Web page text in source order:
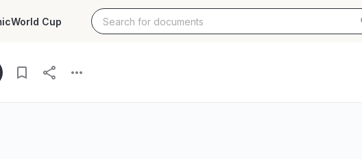
World Cup